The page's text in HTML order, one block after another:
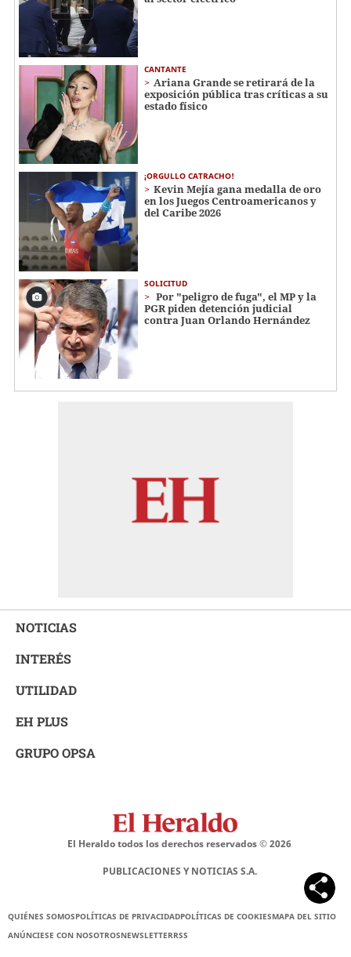
CANTANTE
Ariana Grande se retirará de la
exposición pública tras críticas a su
estado físico
¡ORGULLO CATRACHO!
Kevin Mejía gana medalla de oro
en los Juegos Centroamericanos y
del Caribe 2026
SOLICITUD
Por "peligro de fuga", el MP y la
PGR piden detención judicial
contra Juan Orlando Hernández
NOTICIAS
INTERÉS
UTILIDAD
EH PLUS
GRUPO OPSA
El Heraldo todos los derechos reservados ©2026
PUBLICACIONES Y NOTICIAS S.A.
QUIÉNES SOMOSPOLÍTICAS DE PRIVACIDADPOLÍTICAS DE COOKIESMAPA DEL SITIO
ANÚNCIESE CON NOSOTROSNEWSLETTERRSS